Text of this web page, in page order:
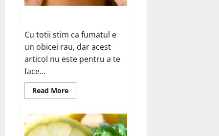
Cu totii stim ca fumatul e
un obicei rau, dar acest
articol nu este pentru a te
face...
Read MoreRead
more
de
ce
fumezi?